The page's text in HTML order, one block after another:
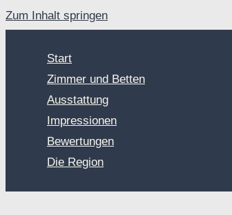
Zum Inhalt springen
Start
Zimmer und Betten
Ausstattung
Impressionen
Bewertungen
Die Region